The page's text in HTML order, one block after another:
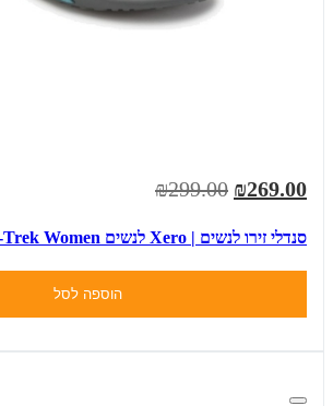
₪269.00
₪299.00
סנדלי זירו לנשים | Xero לנשים Xero Z-Trek Women
הוספה לסל